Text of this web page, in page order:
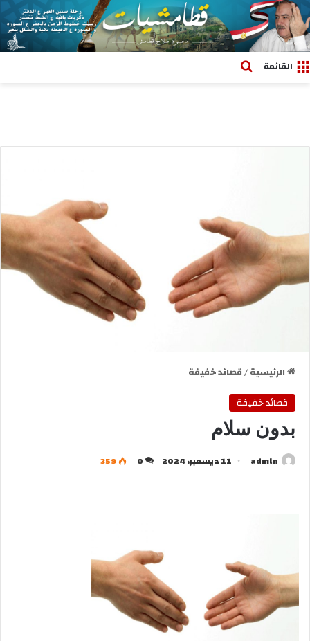
القائمة
الرئيسية/قصائد خفيفة
قصائد خفيفة
بدون سلام
admln 11 ديسمبر، 2024 0
359